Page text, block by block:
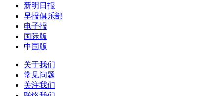
新明日报
早报俱乐部
电子报
国际版
中国版
关于我们
常见问题
关注我们